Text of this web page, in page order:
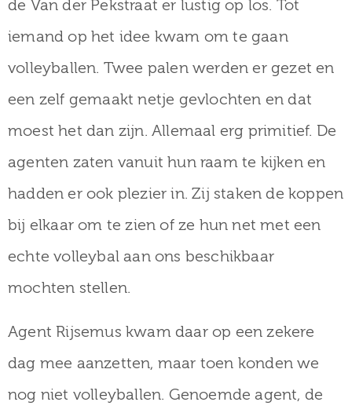
de Van der Pekstraat er lustig op los. Tot
iemand op het idee kwam om te gaan
volleyballen. Twee palen werden er gezet en
een zelf gemaakt netje gevlochten en dat
moest het dan zijn. Allemaal erg primitief. De
agenten zaten vanuit hun raam te kijken en
hadden er ook plezier in. Zij staken de koppen
bij elkaar om te zien of ze hun net met een
echte volleybal aan ons beschikbaar
mochten stellen.
Agent Rijsemus kwam daar op een zekere
dag mee aanzetten, maar toen konden we
nog niet volleyballen. Genoemde agent, de